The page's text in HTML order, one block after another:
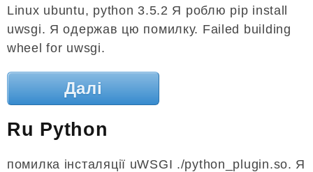
Linux ubuntu, python 3.5.2 Я роблю pip install
uwsgi. Я одержав цю помилку. Failed building
wheel for uwsgi.
Далі
Ru Python
помилка інсталяції uWSGI ./python_plugin.so. Я